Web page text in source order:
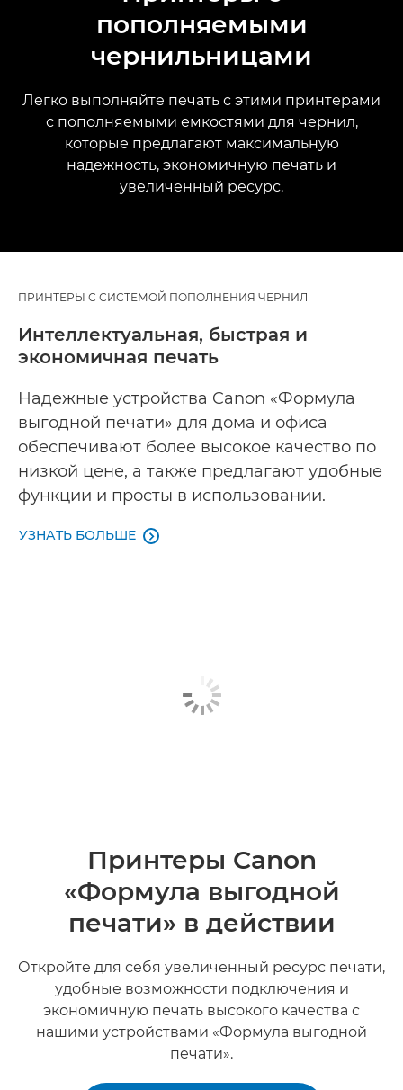
пополняемыми
чернильницами
Легко выполняйте печать с этими принтерами
с пополняемыми емкостями для чернил,
которые предлагают максимальную
надежность, экономичную печать и
увеличенный ресурс.
ПРИНТЕРЫ С СИСТЕМОЙ ПОПОЛНЕНИЯ ЧЕРНИЛ
Интеллектуальная, быстрая и
экономичная печать
Надежные устройства Canon «Формула
выгодной печати» для дома и офиса
обеспечивают более высокое качество по
низкой цене, а также предлагают удобные
функции и просты в использовании.
УЗНАТЬ БОЛЬШЕ 
Принтеры Canon
«Формула выгодной
печати» в действии
Откройте для себя увеличенный ресурс печати,
удобные возможности подключения и
экономичную печать высокого качества с
нашими устройствами «Формула выгодной
печати».